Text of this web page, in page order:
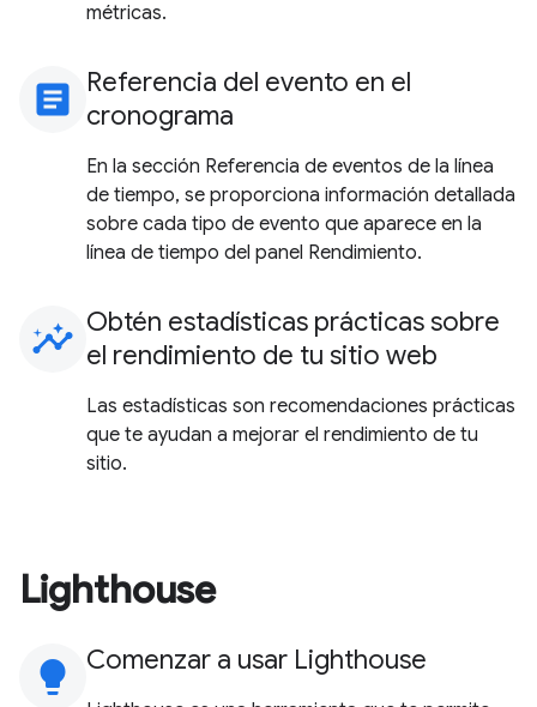
métricas.
article Referencia del evento en el
cronograma
En la sección Referencia de eventos de la línea
de tiempo, se proporciona información detallada
sobre cada tipo de evento que aparece en la
línea de tiempo del panel Rendimiento.
insights Obtén estadísticas prácticas sobre
el rendimiento de tu sitio web
Las estadísticas son recomendaciones prácticas
que te ayudan a mejorar el rendimiento de tu
sitio.
Lighthouse
lightbulb Comenzar a usar Lighthouse